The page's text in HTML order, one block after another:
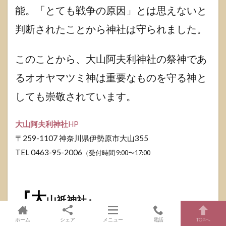
能。「とても戦争の原因」とは思えないと
判断されたことから神社は守られました。
このことから、大山阿夫利神社の祭神であ
るオオヤマツミ神は重要なものを守る神と
しても崇敬されています。
大山阿夫利神社HP
〒259-1107 神奈川県伊勢原市大山355
TEL 0463-95-2006 （受付時間 9:00〜17:00
『大山祇神社』
ホーム シェア メニュー 電話 TOPへ